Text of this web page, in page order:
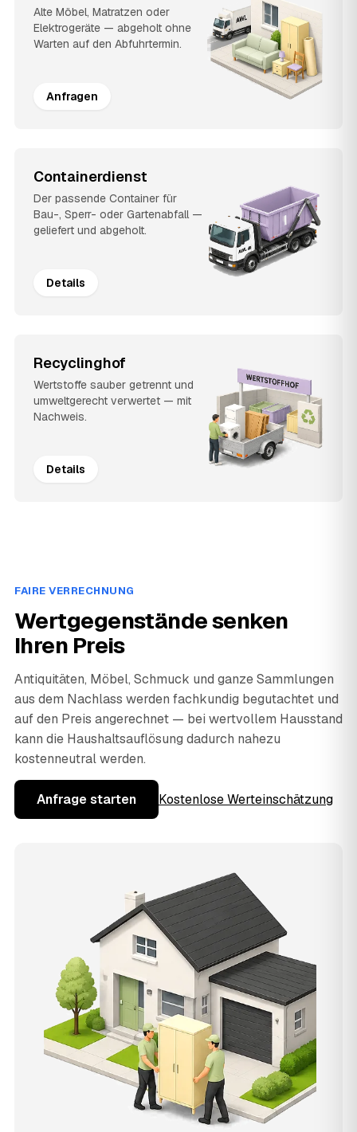
Alte Möbel, Matratzen oder
Elektrogeräte — abgeholt ohne
Warten auf den Abfuhrtermin.
Anfragen
Containerdienst
Der passende Container für
Bau-, Sperr- oder Gartenabfall —
geliefert und abgeholt.
Details
Recyclinghof
Wertstoffe sauber getrennt und
umweltgerecht verwertet — mit
Nachweis.
Details
FAIRE VERRECHNUNG
Wertgegenstände senken
Ihren Preis
Antiquitäten, Möbel, Schmuck und ganze Sammlungen
aus dem Nachlass werden fachkundig begutachtet und
auf den Preis angerechnet — bei wertvollem Hausstand
kann die Haushaltsauflösung dadurch nahezu
kostenneutral werden.
Anfrage starten Kostenlose Werteinschätzung